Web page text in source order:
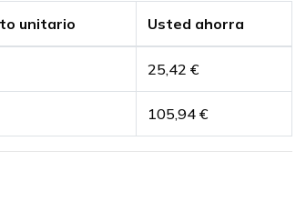
unitario Usted ahorra
25,42 €
105,94 €